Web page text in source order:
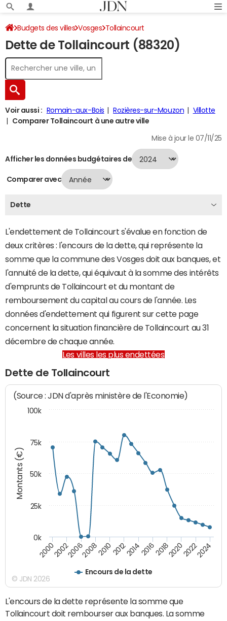
Budgets des villes Vosges Tollaincourt
Dette au 31/12/2024
Dette de Tollaincourt (88320)
Voir aussi : Romain-aux-Bois Rozières-sur-Mouzon
Villotte
Comparer Tollaincourt à une autre ville
Mise à jour le 07/11/25
Afficher les données budgétaires de
Comparer avec
Dette
L'endettement de Tollaincourt s'évalue en fonction de
deux critères : l'encours de la dette, qui représente la
somme que la commune des Vosges doit aux banques, et
l'annuité de la dette, qui équivaut à la somme des intérêts
d'emprunts de Tollaincourt et du montant de
remboursement du capital au cours de l'année. Les
données d'endettement qui figurent sur cette page
concernent la situation financière de Tollaincourt au 31
décembre de chaque année.
Les villes les plus endettées
Dette de Tollaincourt
Montants (€)
(Source : JDN d'après ministère de l'Economie)
Encours de la dette
200020022006200820102012201420162018202020222024
0k
100k
25k
50k
75k
© JDN 2026
L'encours de la dette représente la somme que
Tollaincourt doit rembourser aux banques. La somme